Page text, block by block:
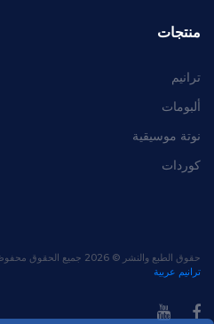
منتجات
ترانيم
ألبومات
نوتة موسيقية
كوردات
حقوق الطبع والنشر © 2026 جميع الحقوق محفوظة | تم تصميم هذا النموذج
ترانيم عربية